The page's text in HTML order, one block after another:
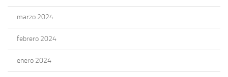
marzo 2024
febrero 2024
enero 2024